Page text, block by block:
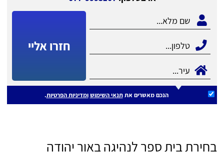
חזרו אליי
הנכם מאשרים אתתנאי השימוש ומדיניות הפרטיות.
בחירת בית ספר לנהיגה באור יהודה